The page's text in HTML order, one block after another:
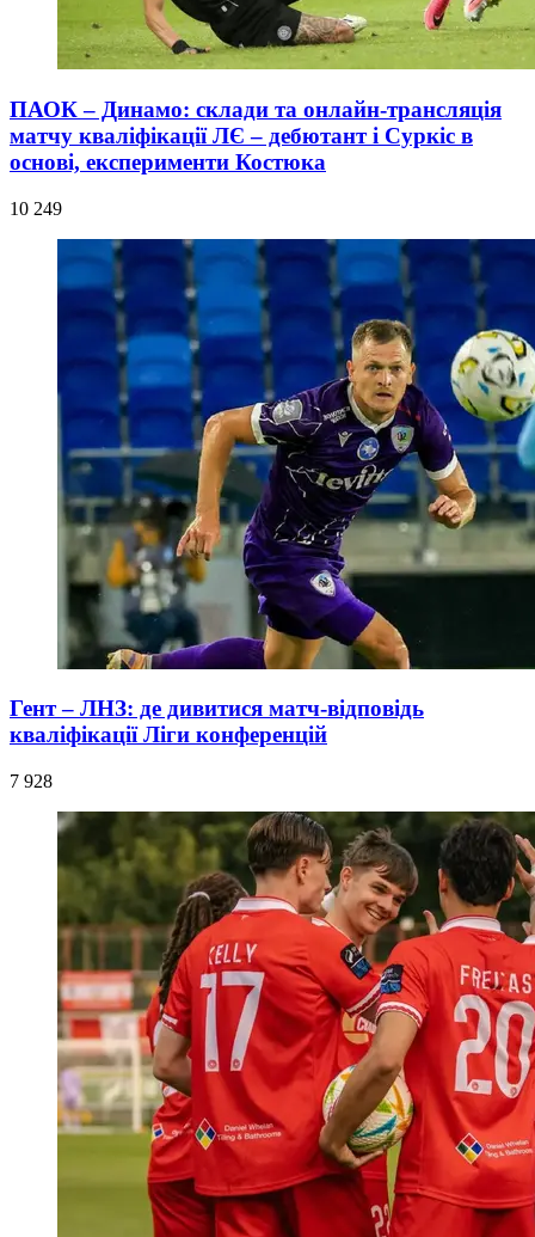
ПАОК – Динамо: склади та онлайн-трансляція
матчу кваліфікації ЛЄ – дебютант і Суркіс в
основі, експерименти Костюка
10 249
Гент – ЛНЗ: де дивитися матч-відповідь
кваліфікації Ліги конференцій
7 928